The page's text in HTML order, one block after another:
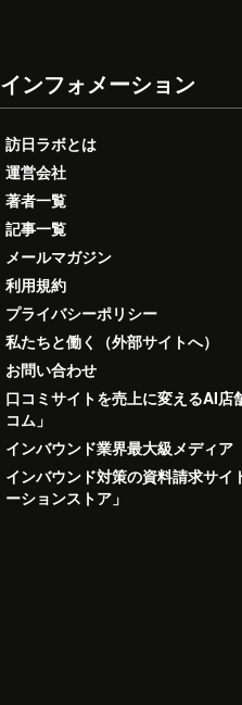
インフォメーション
訪日ラボとは
運営会社
著者一覧
記事一覧
メールマガジン
利用規約
プライバシーポリシー
私たちと働く（外部サイトへ）
お問い合わせ
口コミサイトを売上に変えるAI店
コム」
インバウンド業界最大級メディア
インバウンド対策の資料請求サイ
ーションストア」